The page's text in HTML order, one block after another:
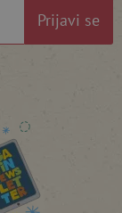
Prijavi se
PHP.net
www.agatinsvijet.hr